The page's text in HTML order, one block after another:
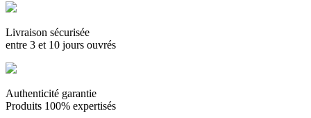
Authenticité garantie
nos bouteilles ou caisses bois d'origine.
Livraison sécurisée
entre 3 et 10 jours ouvrés
Authenticité garantie
Produits 100% expertisés